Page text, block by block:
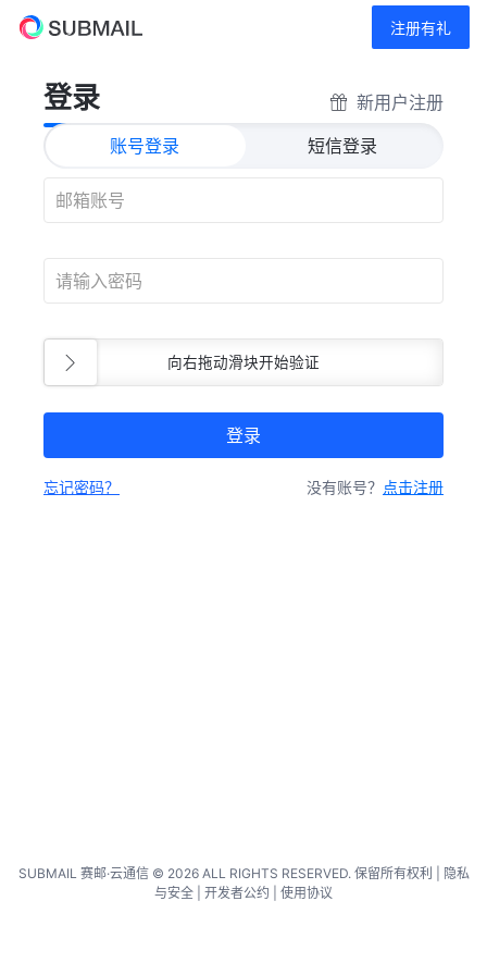
注册有礼
登录 新用户注册
账号登录 短信登录
向右拖动滑块开始验证
登录
忘记密码？ 没有账号？ 点击注册
SUBMAIL 赛邮·云通信 © 2026 ALL RIGHTS RESERVED. 保留所有权利 | 隐私
与安全
开发者公约 使用协议